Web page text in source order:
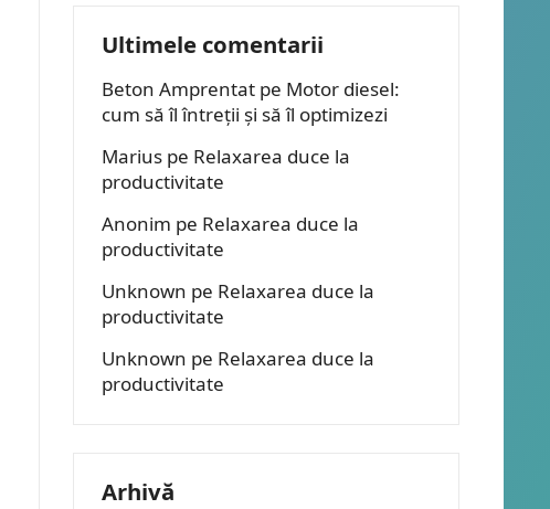
Ultimele comentarii
Beton Amprentat pe Motor diesel:
cum să îl întreții și să îl optimizezi
Marius pe Relaxarea duce la
productivitate
Anonim pe Relaxarea duce la
productivitate
Unknown pe Relaxarea duce la
productivitate
Unknown pe Relaxarea duce la
productivitate
Arhivă